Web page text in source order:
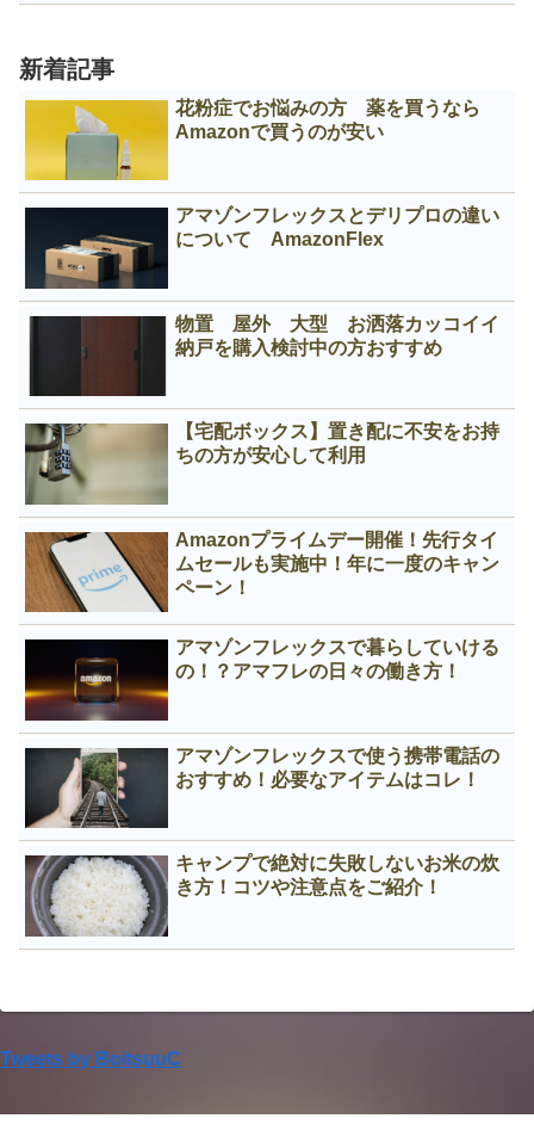
新着記事
花粉症でお悩みの方 薬を買うなら
Amazonで買うのが安い
アマゾンフレックスとデリプロの違い
について AmazonFlex
物置 屋外 大型 お洒落カッコイイ
納戸を購入検討中の方おすすめ
【宅配ボックス】置き配に不安をお持
ちの方が安心して利用
Amazonプライムデー開催！先行タイ
ムセールも実施中！年に一度のキャン
ペーン！
アマゾンフレックスで暮らしていける
の！？アマフレの日々の働き方！
アマゾンフレックスで使う携帯電話の
おすすめ！必要なアイテムはコレ！
キャンプで絶対に失敗しないお米の炊
き方！コツや注意点をご紹介！
Tweets by BoitsuuC